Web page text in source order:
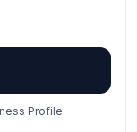
Profile.